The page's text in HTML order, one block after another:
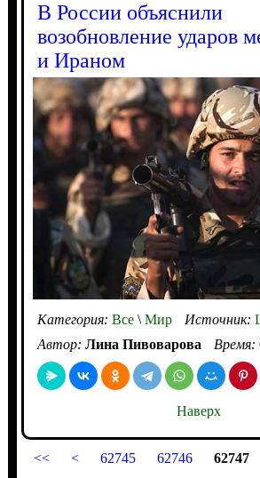
В России объяснили
возобновление
и Ираном
Категория: Все\Мир Источник:
Автор: Лина Пивоварова Время:
Наверх
<< < 62745 62746 62747